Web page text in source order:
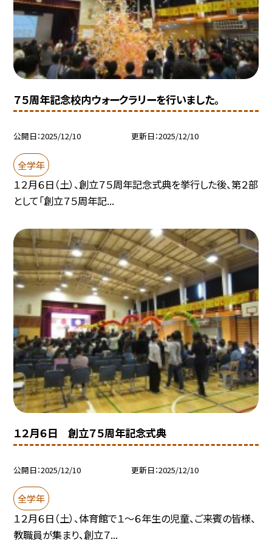
７５周年記念校内ウォークラリーを行いました。
公開日 2025/12/10 更新日 2025/12/10
全学年
１２月６日（土）、創立７５周年記念式典を挙行した後、第２部
として「創立７５周年記...
１２月６日 創立７５周年記念式典
公開日 2025/12/10 更新日 2025/12/10
全学年
１２月６日（土）、体育館で１～６年生の児童、ご来賓の皆様、
教職員が集まり、創立７...